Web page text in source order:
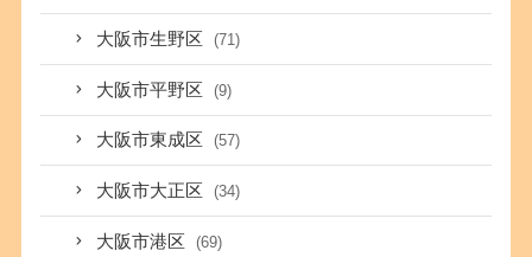
大阪市生野区 (71)
大阪市平野区 (9)
大阪市東成区 (57)
大阪市大正区 (34)
大阪市港区 (69)